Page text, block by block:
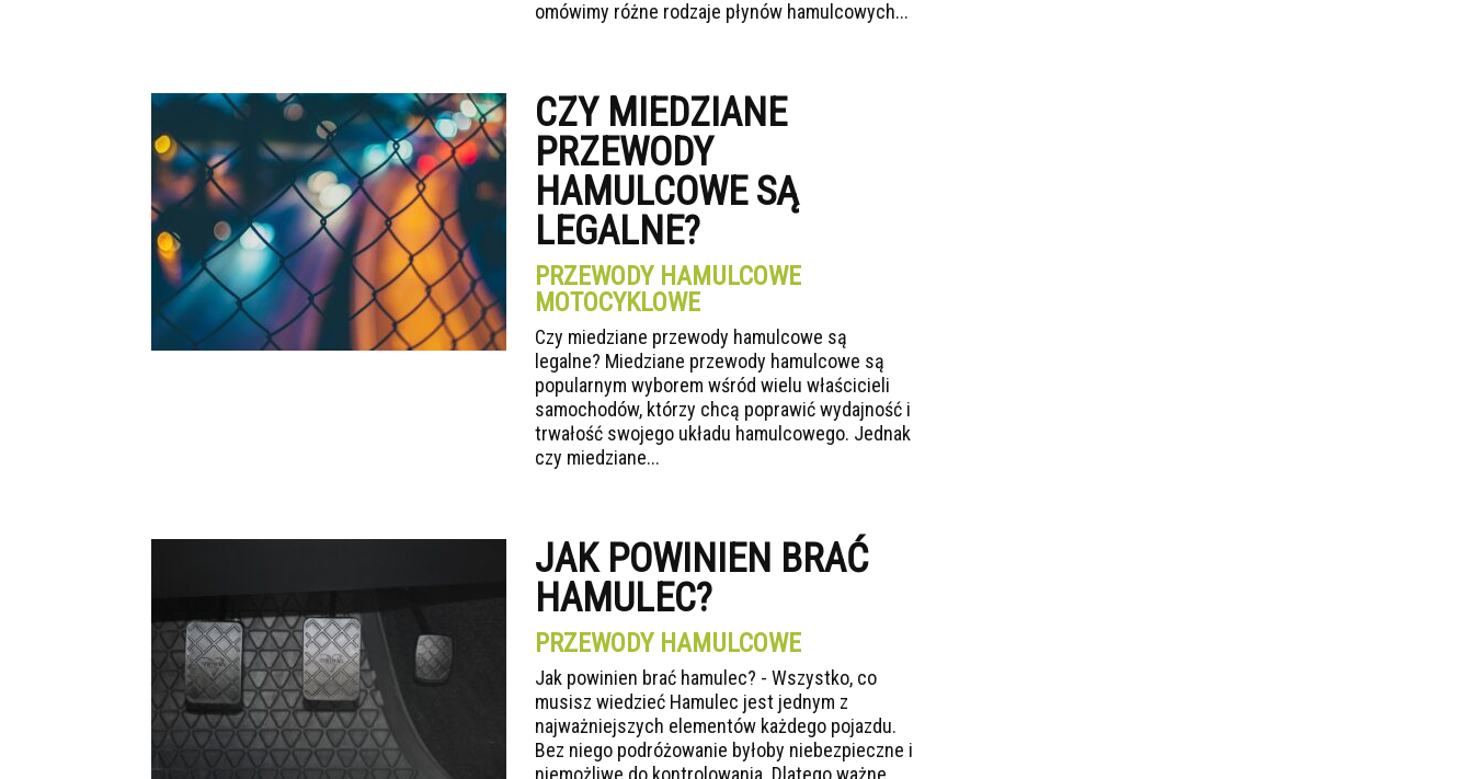
omówimy różne rodzaje płynów hamulcowych...
CZY MIEDZIANE
PRZEWODY
HAMULCOWE SĄ
LEGALNE?
PRZEWODY HAMULCOWE
MOTOCYKLOWE
Czy miedziane przewody hamulcowe są
legalne? Miedziane przewody hamulcowe są
popularnym wyborem wśród wielu właścicieli
samochodów, którzy chcą poprawić wydajność i
trwałość swojego układu hamulcowego. Jednak
czy miedziane...
JAK POWINIEN BRAĆ
HAMULEC?
PRZEWODY HAMULCOWE
Jak powinien brać hamulec? - Wszystko, co
musisz wiedzieć Hamulec jest jednym z
najważniejszych elementów każdego pojazdu.
Bez niego podróżowanie byłoby niebezpieczne i
niemożliwe do kontrolowania. Dlatego ważne...